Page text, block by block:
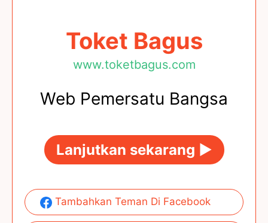
Toket Bagus
www.toketbagus.com
Web Pemersatu Bangsa
Lanjutkan sekarang ►
Tambahkan Teman Di Facebook